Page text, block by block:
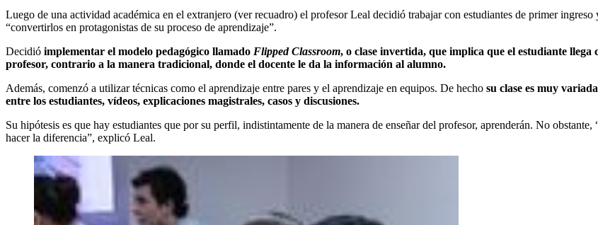
Luego de una actividad académica en el extranjero (ver recuadro) el profesor Leal decidió trabajar con estudiantes de primer
“convertirlos en protagonistas de su proceso de aprendizaje”.
Decidió implementar el modelo pedagógico llamado Flipped Classroom, o clase invertida, que implica que el estudiante
profesor, contrario a la manera tradicional, donde el docente le da la información al alumno.
Además, comenzó a utilizar técnicas como el aprendizaje entre pares y el aprendizaje en equipos. De hecho su clase es muy
entre los estudiantes, vídeos, explicaciones magistrales, casos y discusiones.
Su hipótesis es que hay estudiantes que por su perfil, indistintamente de la manera de enseñar del profesor, aprenderán. No
hacer la diferencia”, explicó Leal.